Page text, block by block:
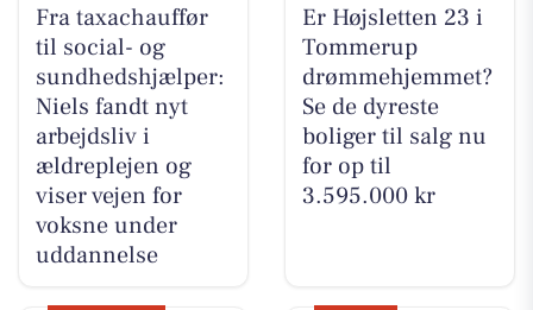
Fra taxachauffør
til social- og
sundhedshjælper:
Niels fandt nyt
arbejdsliv i
ældreplejen og
viser vejen for
voksne under
uddannelse
Er Højsletten 23 i
Tommerup
drømmehjemmet?
Se de dyreste
boliger til salg nu
for op til
3.595.000 kr